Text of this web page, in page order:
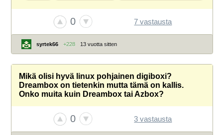
0 7 vastausta
syrtek66 +228 13 vuotta sitten
Mikä olisi hyvä linux pohjainen digiboxi?
Dreambox on tietenkin mutta tämä on kallis.
Onko muita kuin Dreambox tai Azbox?
0 3 vastausta